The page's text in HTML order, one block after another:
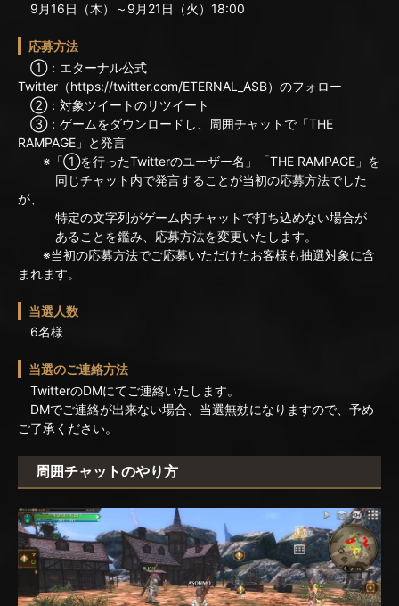
9月16日（木）～9月21日（火）18:00
応募方法
①：エターナル公式
Twitter（https://twitter.com/ETERNAL_ASB）のフォロー
②：対象ツイートのリツイート
③：ゲームをダウンロードし、周囲チャットで「THE
RAMPAGE」と発言
※「①を行ったTwitterのユーザー名」「THE RAMPAGE」を
同じチャット内で発言することが当初の応募方法でした
が、
特定の文字列がゲーム内チャットで打ち込めない場合が
あることを鑑み、応募方法を変更いたします。
※当初の応募方法でご応募いただけたお客様も抽選対象に含
まれます。
当選人数
6名様
当選のご連絡方法
TwitterのDMにてご連絡いたします。
DMでご連絡が出来ない場合、当選無効になりますので、予め
ご了承ください。
周囲チャットのやり方